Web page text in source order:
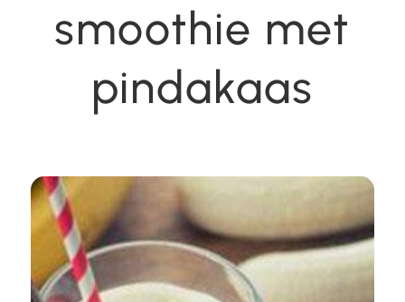
smoothie met
pindakaas